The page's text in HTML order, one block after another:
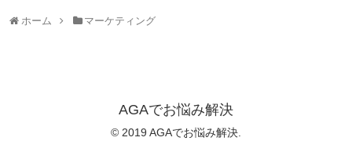
ホーム マーケティング
AGAでお悩み解決
© 2019 AGAでお悩み解決.